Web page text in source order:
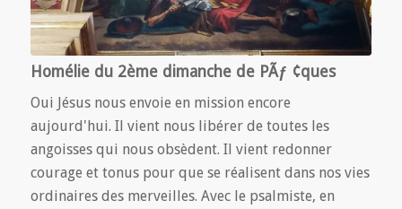
Homélie du 2ème dimanche de PÃƒ ¢ques
Oui Jésus nous envoie en mission encore
aujourd'hui. Il vient nous libérer de toutes les
angoisses qui nous obsèdent. Il vient redonner
courage et tonus pour que se réalisent dans nos vies
ordinaires des merveilles. Avec le psalmiste, en